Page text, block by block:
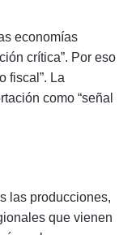
economías
crítica”. Por eso
fiscal”. La
como “señal
las producciones,
que vienen